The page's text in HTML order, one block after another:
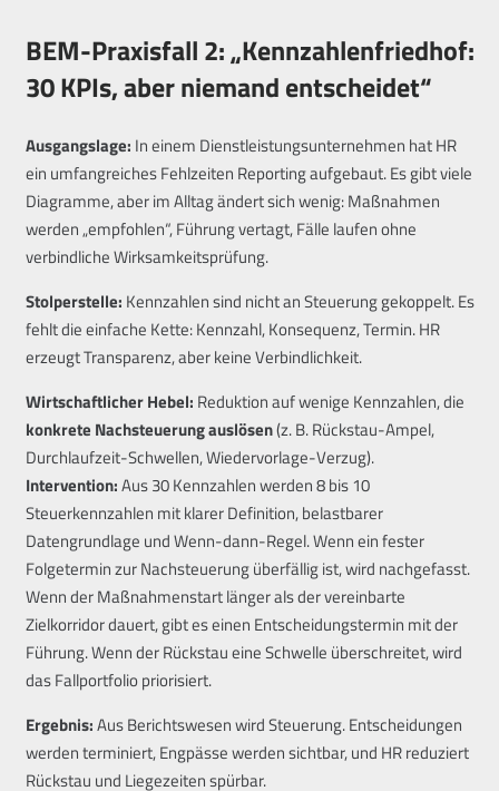
BEM-Praxisfall 2: „Kennzahlenfriedhof:
30 KPIs, aber niemand entscheidet“
Ausgangslage: In einem Dienstleistungsunternehmen hat HR
ein umfangreiches Fehlzeiten Reporting aufgebaut. Es gibt viele
Diagramme, aber im Alltag ändert sich wenig: Maßnahmen
werden „empfohlen“, Führung vertagt, Fälle laufen ohne
verbindliche Wirksamkeitsprüfung.
Stolperstelle: Kennzahlen sind nicht an Steuerung gekoppelt. Es
fehlt die einfache Kette: Kennzahl, Konsequenz, Termin. HR
erzeugt Transparenz, aber keine Verbindlichkeit.
Wirtschaftlicher Hebel: Reduktion auf wenige Kennzahlen, die
konkrete Nachsteuerung auslösen(z. B. Rückstau-Ampel,
Durchlaufzeit-Schwellen, Wiedervorlage-Verzug).
Intervention:Aus 30 Kennzahlen werden 8 bis 10
Steuerkennzahlen mit klarer Definition, belastbarer
Datengrundlage und Wenn-dann-Regel. Wenn ein fester
Folgetermin zur Nachsteuerung überfällig ist, wird nachgefasst.
Wenn der Maßnahmenstart länger als der vereinbarte
Zielkorridor dauert, gibt es einen Entscheidungstermin mit der
Führung. Wenn der Rückstau eine Schwelle überschreitet, wird
das Fallportfolio priorisiert.
Ergebnis:Aus Berichtswesen wird Steuerung. Entscheidungen
werden terminiert, Engpässe werden sichtbar, und HR reduziert
Rückstau und Liegezeiten spürbar.